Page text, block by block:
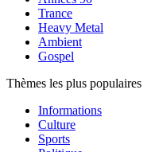
Trance
Heavy Metal
Ambient
Gospel
Thèmes les plus populaires
Informations
Culture
Sports